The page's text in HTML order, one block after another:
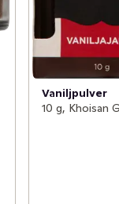
Vaniljpulver
10 g, Khoisan